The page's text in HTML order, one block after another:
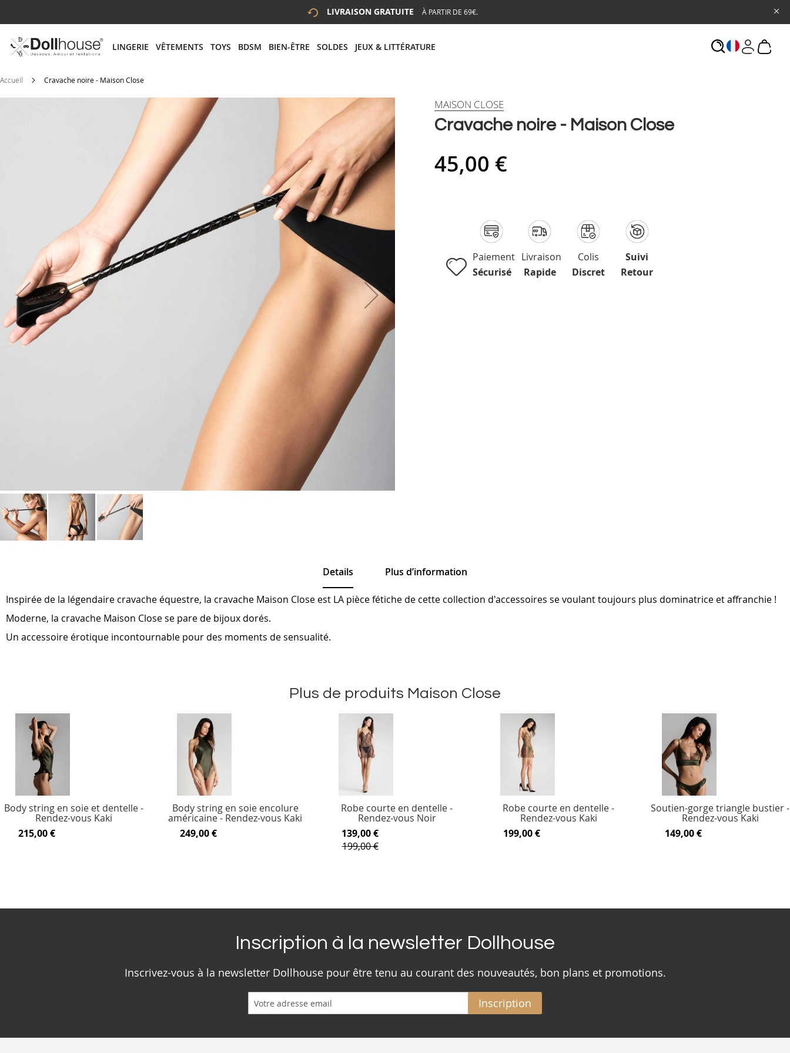
LIVRAISON GRATUITE À PARTIR DE 69€.
LINGERIE VÊTEMENTS TOYS BDSM BIEN-ÊTRE SOLDES JEUX & LITTÉRATURE
# ENTREZ AU MOINS 3 CARACTÈRES POUR LANCER LA RECHERCHE
Accueil Cravache noire - Maison Close
of
the
images
Cravache noire - Maison Close
MAISON CLOSE
45,00 €
Paiement
Sécurisé
Livraison
Rapide
Colis
Discret
Suivi
Retour
Details
Inspirée de la légendaire cravache équestre, la cravache Maison Close est LA pièce fétiche de cette collection d'accessoires se voulant toujours plus dominatrice et affranchie !
Moderne, la cravache Maison Close se pare de bijoux dorés.
Un accessoire érotique incontournable pour des moments de sensualité.
Plus d’information
Plus de produits Maison Close
Body string en soie et dentelle -
Rendez-vous Kaki
215,00 €
Body string en soie encolure
américaine - Rendez-vous Kaki
249,00 €
Robe courte en dentelle -
Rendez-vous Noir
139,00 €
199,00 €
Robe courte en dentelle -
Rendez-vous Kaki
199,00 €
Soutien-gorge triangle bustier -
Rendez-vous Kaki
149,00 €
Inscription à la newsletter Dollhouse
Inscrivez-vous à la newsletter Dollhouse pour être tenu au courant des nouveautés, bon plans et promotions.
Inscription